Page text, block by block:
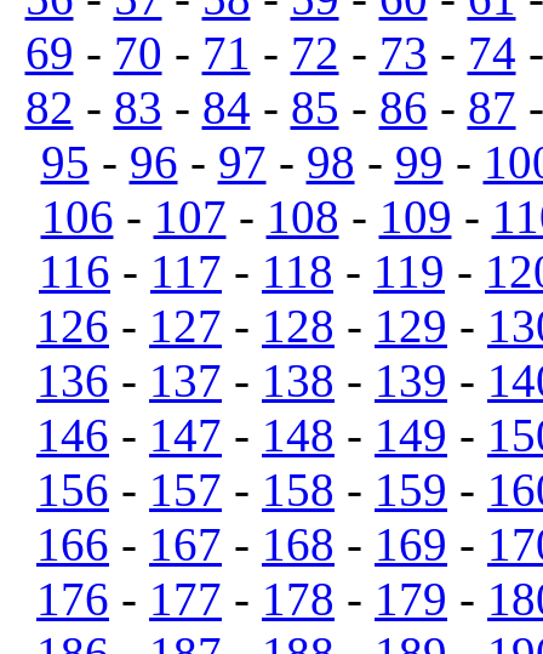
69 - 70 - 71 - 72 - 73 - 74
82 - 83 - 84 - 85 - 86 - 87
95 - 96 - 97 - 98 - 99 -
106 - 107 - 108 - 109 -
116 - 117 - 118 - 119 -
126 - 127 - 128 - 129 -
136 - 137 - 138 - 139 -
146 - 147 - 148 - 149 -
156 - 157 - 158 - 159 -
166 - 167 - 168 - 169 -
176 - 177 - 178 - 179 -